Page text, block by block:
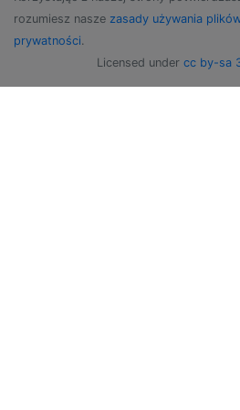
rozumiesz nasze zasady używania
prywatności.
Licensed under cc by-sa